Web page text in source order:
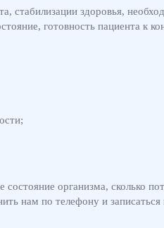
стабилизации здоровья,
готовность пациента к
организма, сколько
нам по телефону и